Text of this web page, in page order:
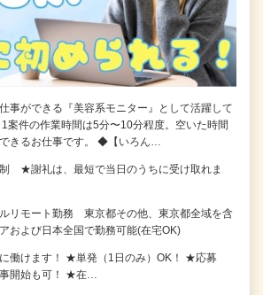
事ができる『美容系モニター』として活躍して
1案件の作業時間は5分〜10分程度。空いた時間
きるお仕事です。 ◆【いろん…
★謝礼は、最短で当日のうちに受け取れま
リモート勤務 東京都その他、東京都全域を含
および日本全国で勤務可能(在宅OK)
働けます！ ★単発（1日のみ）OK！ ★応募
開始も可！ ★在…